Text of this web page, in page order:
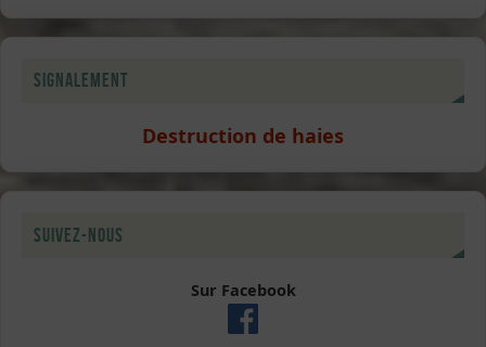
Signalement
Destruction de haies
Suivez-nous
Sur Facebook